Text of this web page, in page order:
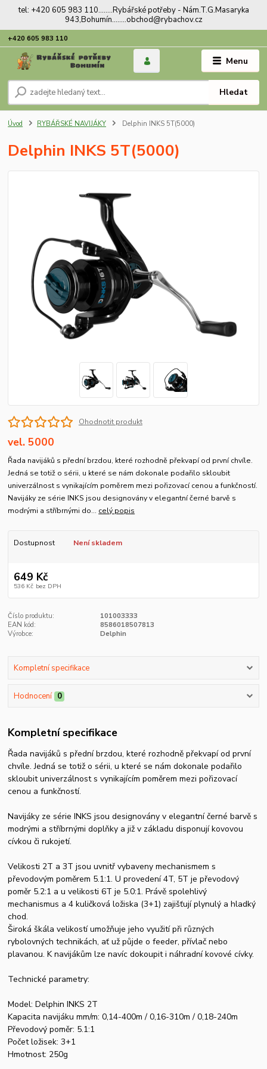
tel: +420 605 983 110........Rybářské potřeby - Nám.T.G.Masaryka
943,Bohumín........obchod@rybachov.cz
Menu
Hledat
+420 605 983 110
Úvod RYBÁŘSKÉ NAVIJÁKY Delphin INKS 5T(5000)
Delphin INKS 5T(5000)
Ohodnotit produkt
vel. 5000
Řada navijáků s přední brzdou, které rozhodně překvapí od první chvíle.
Jedná se totiž o sérii, u které se nám dokonale podařilo skloubit
univerzálnost s vynikajícím poměrem mezi pořizovací cenou a funkčností.
Navijáky ze série INKS jsou designovány v elegantní černé barvě s
modrými a stříbrnými do... celý popis
Dostupnost Není skladem
649 Kč
536 Kč bez DPH
Číslo produktu:
101003333
EAN kód:
8586018507813
Výrobce:
Delphin
Kompletní specifikace
Hodnocení 0
Kompletní specifikace
Řada navijáků s přední brzdou, které rozhodně překvapí od první
chvíle. Jedná se totiž o sérii, u které se nám dokonale podařilo
skloubit univerzálnost s vynikajícím poměrem mezi pořizovací
cenou a funkčností.
Navijáky ze série INKS jsou designovány v elegantní černé barvě s
modrými a stříbrnými doplňky a již v základu disponují kovovou
cívkou či rukojetí.
Velikosti 2T a 3T jsou uvnitř vybaveny mechanismem s
převodovým poměrem 5.1:1. U provedení 4T, 5T je převodový
poměr 5.2:1 a u velikosti 6T je 5.0:1. Právě spolehlivý
mechanismus a 4 kuličková ložiska (3+1) zajišťují plynulý a hladký
chod.
Široká škála velikostí umožňuje jeho využití při různých
rybolovných technikách, ať už půjde o feeder, přívlač nebo
plavanou. K navijákům lze navíc dokoupit i náhradní kovové cívky.
Technické parametry:
Model: Delphin INKS 2T
Kapacita navijáku mm/m: 0,14-400m / 0,16-310m / 0,18-240m
Převodový poměr: 5.1:1
Počet ložisek: 3+1
Hmotnost: 250g